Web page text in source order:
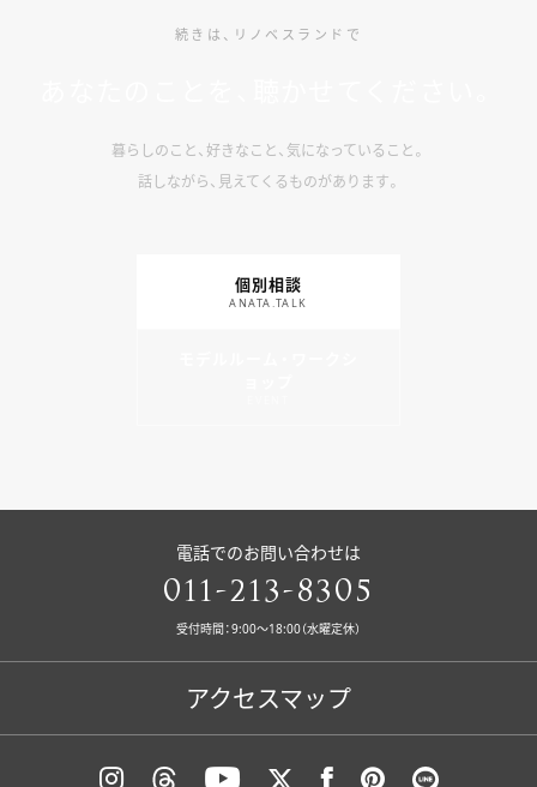
続きは、リノベスランドで
暮らしのこと、好きなこと、気になっていること。
話しながら、見えてくるものがあります。
個別相談
ANATA.TALK
電話でのお問い合わせは
011-213-8305
受付時間：9:00〜18:00（水曜定休）
アクセスマップ